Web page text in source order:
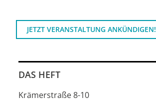
JETZT VERANSTALTUNG ANKÜNDIGEN!
DAS HEFT
Krämerstraße 8-10